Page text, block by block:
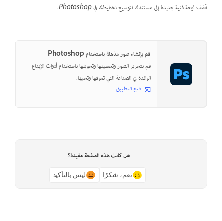
أضف لوحة فنية جديدة إلى مستندك لتوسيع تخطيطك في Photoshop.
قم بإنشاء صور مذهلة باستخدام Photoshop
قم بتحرير الصور وتحسينها وتحويلها باستخدام أدوات الإبداع
الرائدة في الصناعة التي تعرفها وتحبها.
فتح التطبيق
هل كانت هذه الصفحة مفيدة؟
نعم، شكرًا ليس بالتأكيد